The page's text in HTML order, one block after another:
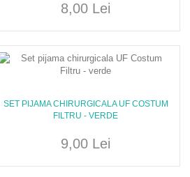
8,00 Lei
SET PIJAMA CHIRURGICALA UF COSTUM
FILTRU - VERDE
9,00 Lei